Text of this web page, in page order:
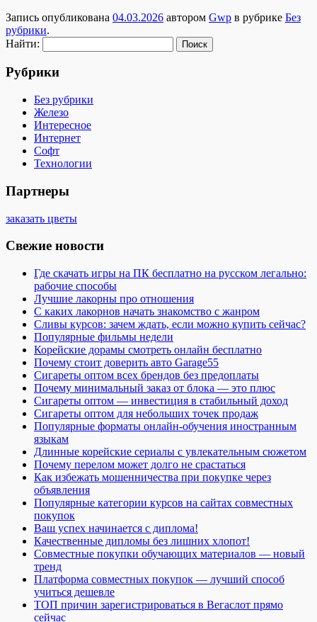
Запись опубликована 04.03.2026 автором Gwp в рубрике Без
рубрики.
Найти:
Рубрики
Без рубрики
Железо
Интересное
Интернет
Софт
Технологии
Партнеры
заказать цветы
Свежие новости
Где скачать игры на ПК бесплатно на русском легально:
рабочие способы
Лучшие лакорны про отношения
С каких лакорнов начать знакомство с жанром
Сливы курсов: зачем ждать, если можно купить сейчас?
Популярные фильмы недели
Корейские дорамы смотреть онлайн бесплатно
Почему стоит доверить авто Garage55
Сигареты оптом всех брендов без предоплаты
Почему минимальный заказ от блока — это плюс
Сигареты оптом — инвестиция в стабильный доход
Сигареты оптом для небольших точек продаж
Популярные форматы онлайн-обучения иностранным
языкам
Длинные корейские сериалы с увлекательным сюжетом
Почему перелом может долго не срастаться
Как избежать мошенничества при покупке через
объявления
Популярные категории курсов на сайтах совместных
покупок
Ваш успех начинается с диплома!
Качественные дипломы без лишних хлопот!
Совместные покупки обучающих материалов — новый
тренд
Платформа совместных покупок — лучший способ
учиться дешевле
ТОП причин зарегистрироваться в Вегаслот прямо
сейчас